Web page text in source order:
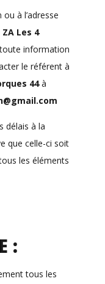
ou à l’adresse
Les 4
information
le référent à
44à
délais à la
que celle-ci soit
les éléments
:
tous les